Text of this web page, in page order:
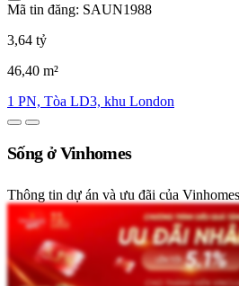
Mã tin đăng: SAUN1988
3,64 tỷ
46,40 m²
1 PN, Tòa LD3, khu London
Sống ở Vinhomes
Thông tin dự án và ưu đãi của Vinhomes